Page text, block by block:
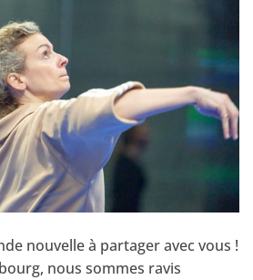
nouvelle à partager avec vous !
nous sommes ravis